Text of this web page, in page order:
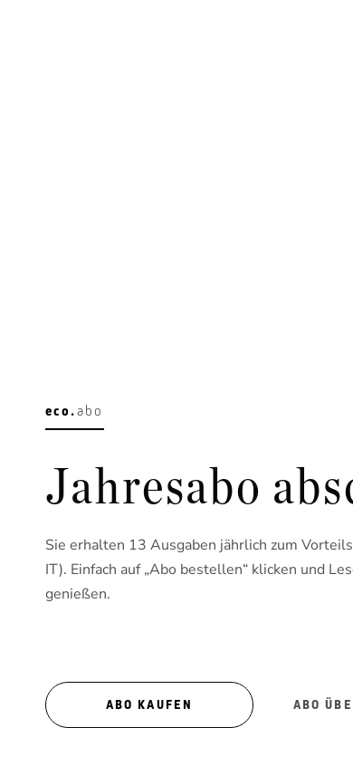
eco.abo
Jahresabo
Sie erhalten 13 Ausgaben jährlich zum
IT). Einfach auf „Abo bestellen“ klicken und
genießen.
ABO KAUFEN ABO